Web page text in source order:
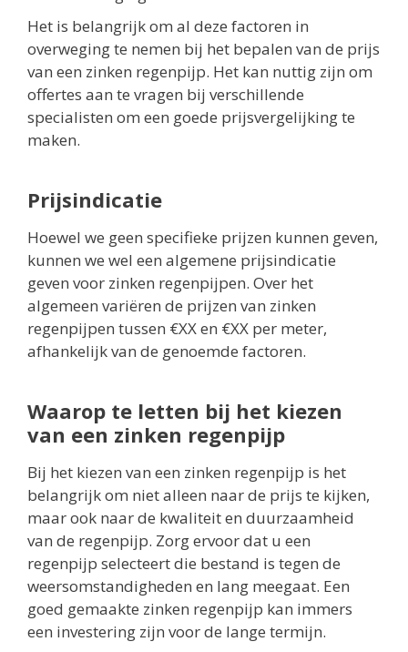
Het is belangrijk om al deze factoren in
overweging te nemen bij het bepalen van de prijs
van een zinken regenpijp. Het kan nuttig zijn om
offertes aan te vragen bij verschillende
specialisten om een goede prijsvergelijking te
maken.
Prijsindicatie
Hoewel we geen specifieke prijzen kunnen geven,
kunnen we wel een algemene prijsindicatie
geven voor zinken regenpijpen. Over het
algemeen variëren de prijzen van zinken
regenpijpen tussen €XX en €XX per meter,
afhankelijk van de genoemde factoren.
Waarop te letten bij het kiezen
van een zinken regenpijp
Bij het kiezen van een zinken regenpijp is het
belangrijk om niet alleen naar de prijs te kijken,
maar ook naar de kwaliteit en duurzaamheid
van de regenpijp. Zorg ervoor dat u een
regenpijp selecteert die bestand is tegen de
weersomstandigheden en lang meegaat. Een
goed gemaakte zinken regenpijp kan immers
een investering zijn voor de lange termijn.